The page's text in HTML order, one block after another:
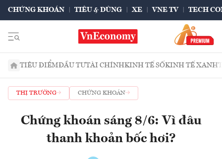
CHỨNG KHOÁN TIÊU & DÙNG XE VNE TV TECH
TIÊU ĐIỂMĐẦU TƯTÀI CHÍNHKINH TẾ SỐKINH TẾ XANH
THỊ TRƯỜNG CHỨNG KHOÁN
Chứng khoán sáng 8/6: Vì đâu
thanh khoản bốc hơi?